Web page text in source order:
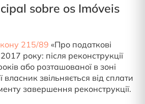
sobre os Imóveis
215/89 «Про податкові
року: після реконструкції
або розташованої в зоні
власник звільняється від сплати
завершення реконструкції.